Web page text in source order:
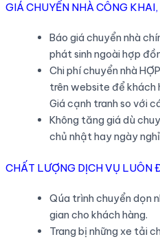
GIÁ CHUYỂN NHÀ CÔNG
Báo giá chuyển nhà
phát sinh ngoài hợp
Chi phí chuyển nhà
trên website để khách
Giá cạnh tranh so với
Không tăng giá dù
chủ nhật hay ngày
CHẤT LƯỢNG DỊCH VỤ LUÔN
Qúa trình chuyển dọn
gian cho khách hàng.
Trang bị những xe tải